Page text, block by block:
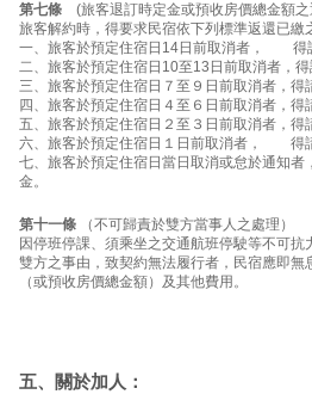
第七條 (旅客退訂時定金或預收房價總金額之
旅客解約時，得要求民宿依下列標準返還已繳
一、旅客於預定住宿日14日前取消者， 得
二、旅客於預定住宿日10至13日前取消者，得
三、旅客於預定住宿日７至９日前取消者，得
四、旅客於預定住宿日４至６日前取消者，得
五、旅客於預定住宿日２至３日前取消者，得
六、旅客於預定住宿日１日前取消者， 得請
七、旅客於預定住宿日當日取消或怠於通知者
金。
第十一條 （不可歸責於雙方當事人之處理）
因停班停課、須乘坐之交通航班停駛等不可
雙方之事由，致契約無法履行者，民宿應即無
（或預收房價總金額）及其他費用。
五、關於加人：